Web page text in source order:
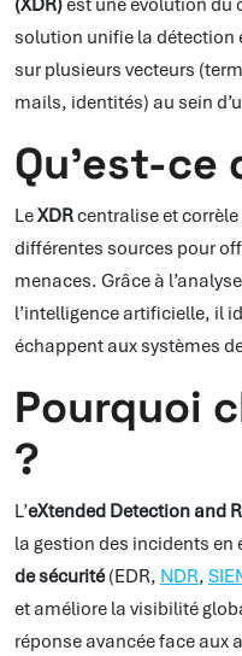
(XDR)est une évolution du
solution unifie la détection
sur plusieurs vecteurs
mails, identités) au sein
Qu’est-ce
LeXDRcentralise et
différentes sources pour
menaces. Grâce à
l’intelligence artificielle, il
échappent aux systèmes
Pourquoi
?
L’eXtended Detection and
la gestion des incidents
de sécurité(EDR, NDR,
et améliore la visibilité
réponse avancée face aux